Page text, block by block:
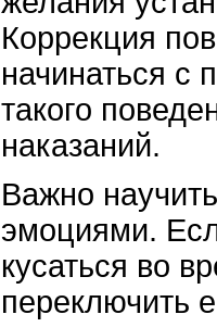
Коррекция
начинаться с
такого
наказаний.
Важно
эмоциями.
кусаться во
переключить